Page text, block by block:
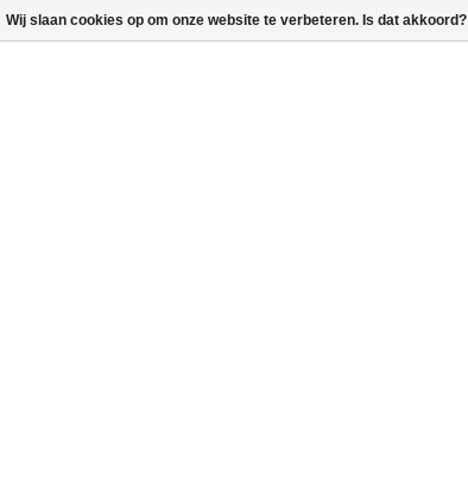
Wij slaan cookies op om onze website te verbeteren. Is dat akkoord?